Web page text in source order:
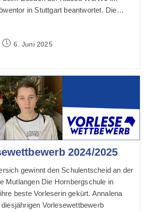
in Stuttgart beantwortet. Die…
Beitrag6. Juni 2025
2024/2025
gewinnt den Schulentscheid an der
Mutlangen Die Hornbergschule in
beste Vorleserin gekürt. Annalena
Vorlesewettbewerb